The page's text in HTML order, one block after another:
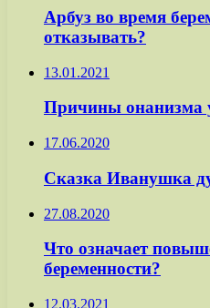
Арбуз во время
отказывать?
13.01.2021
Причины онанизма
17.06.2020
Сказка Иванушка
27.08.2020
Что означает
беременности?
12.03.2021